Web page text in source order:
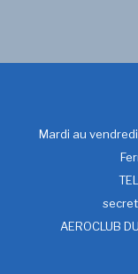
Mardi au
AEROCLUB